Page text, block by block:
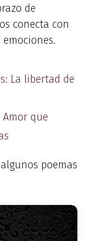
de
conecta con
La libertad de
Amor que
poemas